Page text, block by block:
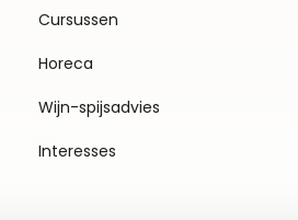
Cursussen
Horeca
Wijn-spijsadvies
Interesses